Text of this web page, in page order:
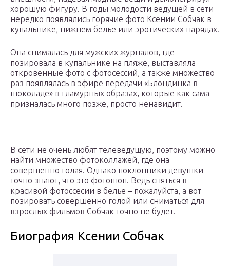
хорошую фигуру. В годы молодости ведущей в сети
нередко появлялись горячие фото Ксении Собчак в
купальнике, нижнем белье или эротических нарядах.
Она снималась для мужских журналов, где
позировала в купальнике на пляже, выставляла
откровенные фото с фотосессий, а также множество
раз появлялась в эфире передачи «Блондинка в
шоколаде» в гламурных образах, которые как сама
призналась много позже, просто ненавидит.
В сети не очень любят телеведущую, поэтому можно
найти множество фотоколлажей, где она
совершенно голая. Однако поклонники девушки
точно знают, что это фотошоп. Ведь сняться в
красивой фотоссесии в белье – пожалуйста, а вот
позировать совершенно голой или сниматься для
взрослых фильмов Собчак точно не будет.
Биография Ксении Собчак